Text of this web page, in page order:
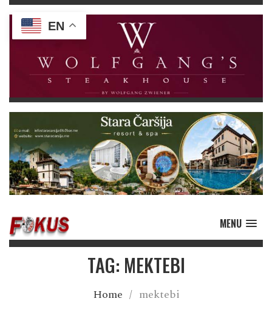
MENU
TAG: MEKTEBI
Home / mektebi
EN